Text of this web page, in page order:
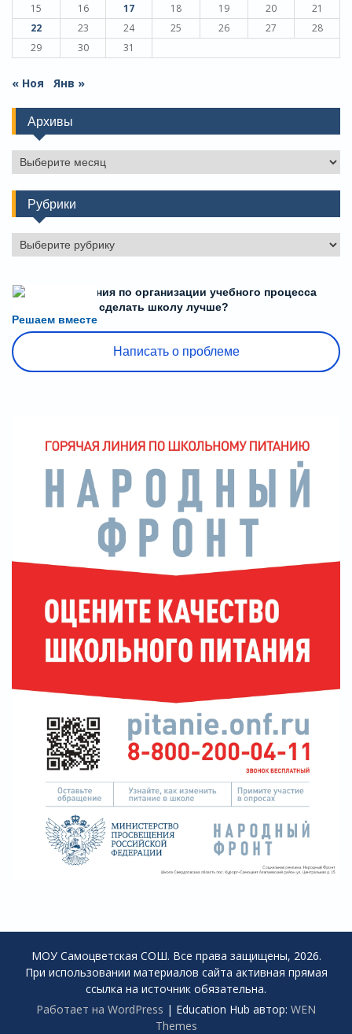
15
16 17 18 19 20
21
22
23 24 25 26 27
28
29
30 31
« Ноя Янв »
Архивы
Архивы
Рубрики
Рубрики
Решаем вместе
Есть предложения по организации учебного процесса
или знаете, как сделать школу лучше?
Написать о проблеме
МОУ Самоцветская СОШ. Все права защищены, 2026.
При использовании материалов сайта активная прямая
ссылка на источник обязательна.
Работает на WordPress | Education Hub автор: WEN
Themes